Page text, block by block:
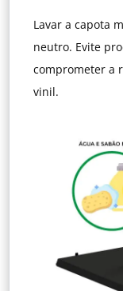
Lavar a capota
neutro. Evite
comprometer a
vinil.